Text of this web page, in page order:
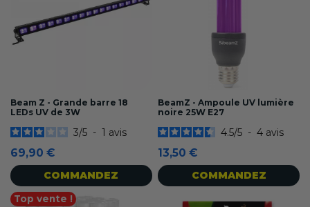
Beam Z - Grande barre 18
LEDs UV de 3W
3/5 - 1 avis
69,90 €
COMMANDEZ
BeamZ - Ampoule UV lumière
noire 25W E27
4.5/5 - 4 avis
13,50 €
COMMANDEZ
Top vente !